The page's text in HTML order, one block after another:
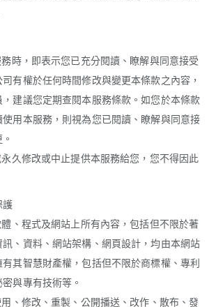
時，即表示您已充分閱讀、瞭解與同意接受
有權於任何時間修改與變更本條款之內容，
建議您定期查閱本服務條款。如您於本條款
用本服務，則視為您已閱讀、瞭解與同意接
久修改或中止提供本服務給您，您不得因此
護
、程式及網站上所有內容，包括但不限於著
、資料、網站架構、網頁設計，均由本網站
其智慧財產權，包括但不限於商標權、專利
與專有技術等。
、修改、重製、公開播送、改作、散布、發